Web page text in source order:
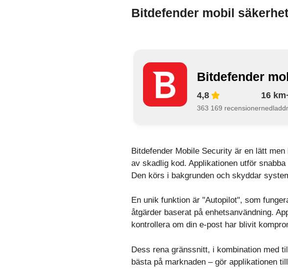
Bitdefender mobil säkerhet
Bitdefender
4,8
363 169 recensioner
16
Bitdefender Mobile Security är en lätt
av skadlig kod. Applikationen utför
Den körs i bakgrunden och skyddar
En unik funktion är "Autopilot", som
åtgärder baserat på enhetsanvändning.
kontrollera om din e-post har blivit
Dess rena gränssnitt, i kombination med
bästa på marknaden – gör applikationen